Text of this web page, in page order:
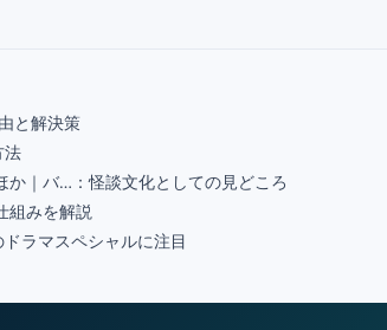
と解決策
法
か｜バ…：怪談文化としての見どころ
組みを解説
ラマスペシャルに注目